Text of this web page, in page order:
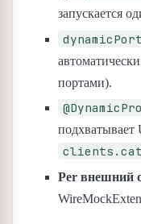
запускается
портами).
подхватывает
Per внешний